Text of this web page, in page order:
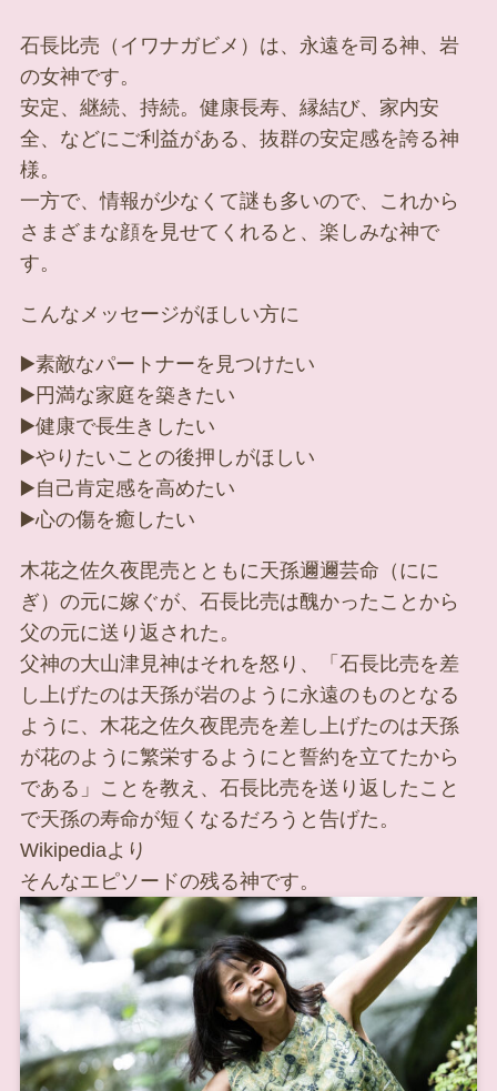
石長比売（イワナガビメ）は、永遠を司る神、岩
の女神です。
安定、継続、持続。健康長寿、縁結び、家内安
全、などにご利益がある、抜群の安定感を誇る神
様。
一方で、情報が少なくて謎も多いので、これから
さまざまな顔を見せてくれると、楽しみな神で
す。
こんなメッセージがほしい方に
▶️素敵なパートナーを見つけたい
▶️円満な家庭を築きたい
▶️健康で長生きしたい
▶️やりたいことの後押しがほしい
▶️自己肯定感を高めたい
▶️心の傷を癒したい
木花之佐久夜毘売とともに天孫邇邇芸命（にに
ぎ）の元に嫁ぐが、石長比売は醜かったことから
父の元に送り返された。
父神の大山津見神はそれを怒り、「石長比売を差
し上げたのは天孫が岩のように永遠のものとなる
ように、木花之佐久夜毘売を差し上げたのは天孫
が花のように繁栄するようにと誓約を立てたから
である」ことを教え、石長比売を送り返したこと
で天孫の寿命が短くなるだろうと告げた。
Wikipediaより
そんなエピソードの残る神です。